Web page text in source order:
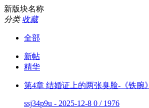
新版块名称
分类 收藏
全部
新帖
精华
第4章 结婚证上的两张臭脸-《铁腕》
ssj34p9u - 2025-12-8 0 / 1976